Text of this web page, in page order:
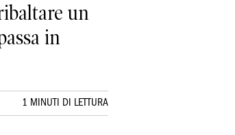
un
in
1 MINUTI DI LETTURA